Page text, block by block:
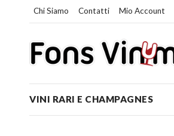
Chi Siamo Contatti Mio Account
VINI RARI E CHAMPAGNES